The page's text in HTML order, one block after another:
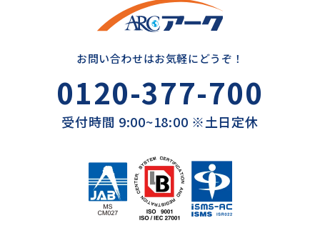
お問い合わせはお気軽にどうぞ！
0120-377-700
受付時間 9:00~18:00 ※土日定休